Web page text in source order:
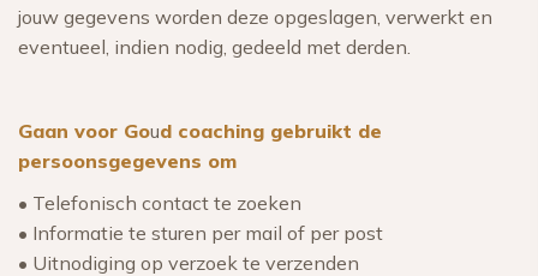
jouw gegevens worden deze opgeslagen, verwerkt en
eventueel, indien nodig, gedeeld met derden.
Gaan voor Goud coaching gebruikt de
persoonsgegevens om
• Telefonisch contact te zoeken
• Informatie te sturen per mail of per post
• Uitnodiging op verzoek te verzenden